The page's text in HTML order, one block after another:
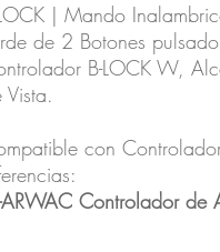
| Mando
de 2 Botones
B-LOCK W,
Vista.
con
ARWAC Controlador de